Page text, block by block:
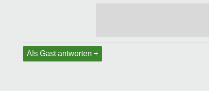
Als Gast antworten +